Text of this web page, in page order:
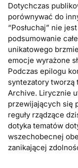
Dotychczas
porównywać do
“Posłuchaj” nie
podsumowanie
unikatowego
emocje wyrażone
Podczas epilogu
syntezatory tworzą
Archive. Lirycznie
przewijających się
reguły rządzące
dotyka tematów
wszechobecnej
zanikającej